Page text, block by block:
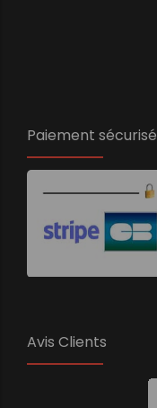
Paiement sécurisé
Avis Clients